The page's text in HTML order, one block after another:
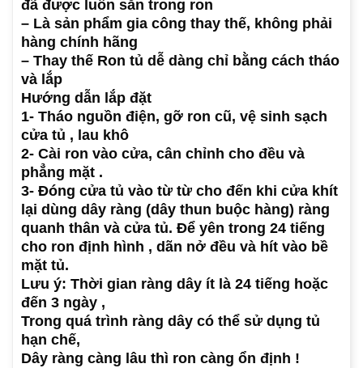
đã được luồn sẵn trong ron
– Là sản phẩm gia công thay thế, không phải
hàng chính hãng
– Thay thế Ron tủ dễ dàng chỉ bằng cách tháo
và lắp
Hướng dẫn lắp đặt
1- Tháo nguồn điện, gỡ ron cũ, vệ sinh sạch
cửa tủ , lau khô
2- Cài ron vào cửa, cân chỉnh cho đều và
phẳng mặt .
3- Đóng cửa tủ vào từ từ cho đến khi cửa khít
lại dùng dây ràng (dây thun buộc hàng) ràng
quanh thân và cửa tủ. Để yên trong 24 tiếng
cho ron định hình , dãn nở đều và hít vào bề
mặt tủ.
Lưu ý: Thời gian ràng dây ít là 24 tiếng hoặc
đến 3 ngày ,
Trong quá trình ràng dây có thể sử dụng tủ
hạn chế,
Dây ràng càng lâu thì ron càng ổn định !